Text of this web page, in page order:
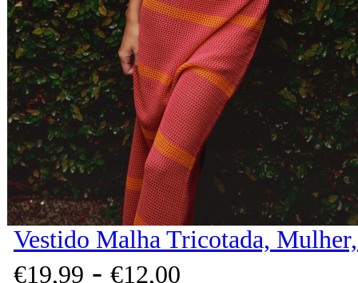
Vestido Malha Tricotada,
€19,99 - €12,00